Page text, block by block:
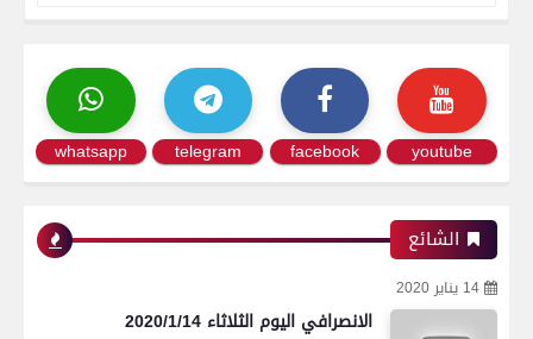
youtube
facebook
telegram
whatsapp
الشائع
14 يناير 2020
الانصرافي اليوم الثلاثاء 2020/1/14